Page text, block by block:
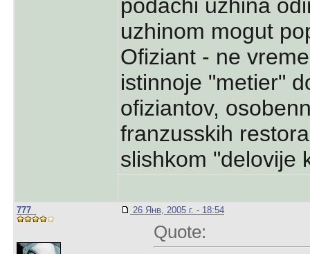
podachi uzhina
uzhinom mogut
Ofiziant - ne
istinnoje "metier"
ofiziantov,
franzusskih
slishkom "delovije
777_ 26 Янв, 2005 г. - 18:54
Quote: